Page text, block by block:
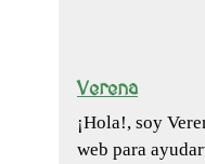
Verena
¡Hola!, soy
web para